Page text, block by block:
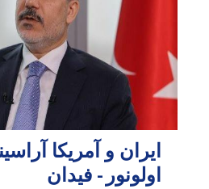
ایران و آمریکا
اولونور - فیدان